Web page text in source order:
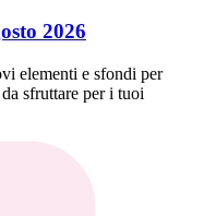
2026
elementi e sfondi per
sfruttare per i tuoi